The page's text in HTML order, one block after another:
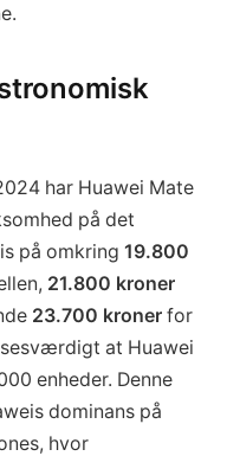
har Huawei Mate
på det
på omkring 19.800
21.800 kroner
23.700 kroner for
at Huawei
enheder. Denne
dominans på
hvor